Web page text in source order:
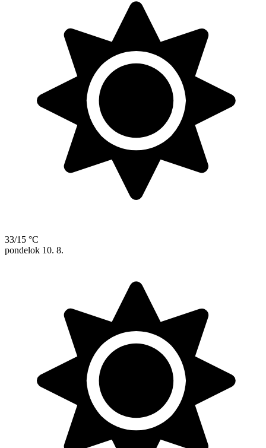
33/15 °C
pondelok 10. 8.